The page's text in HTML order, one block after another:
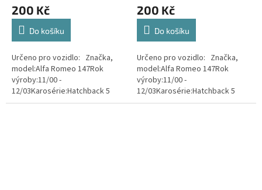
200 Kč
Do košíku
Určeno pro vozidlo: Značka,
model:Alfa Romeo 147Rok
výroby:11/00 -
12/03Karosérie:Hatchback 5
dv.Kód barvy:Rosso Alfa 130
200 Kč
Do košíku
Určeno pro vozidlo: Značka,
model:Alfa Romeo 147Rok
výroby:11/00 -
12/03Karosérie:Hatchback 5
dv.Kód barvy:Rosso Alfa 130